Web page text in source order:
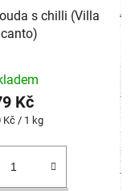
s chilli (Villa
Kč
Kč / 1 kg